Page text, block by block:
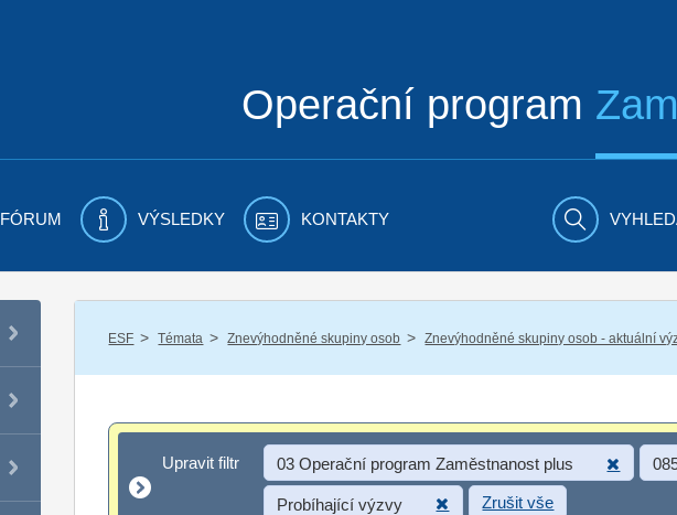
Operační program
FÓRUM VÝSLEDKY KONTAKTY
ESF / Témata / Znevýhodněné skupiny osob / Znevýhodněné skupiny osob - aktuální
Upravit filtr
Upravit filtr 03 Operační program Zaměstnanost plus
Probíhající výzvy Zrušit vše